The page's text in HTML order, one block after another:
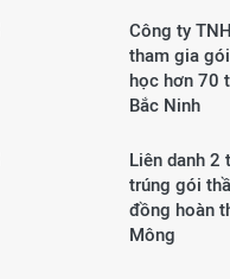
Công ty
tham gia
học hơn 70
Bắc Ninh
Liên danh 2
trúng gói
đồng hoàn
Mông